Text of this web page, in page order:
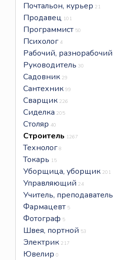
Почтальон, курьер 21
Продавец 101
Программист 50
Психолог 4
Рабочий, разнорабочий
Руководитель 30
Садовник 29
Сантехник 99
Сварщик 226
Сиделка 205
Столяр 40
Строитель 1267
Технолог 8
Токарь 15
Уборщица, уборщик 201
Управляющий 24
Учитель, преподаватель
Фармацевт 5
Фотограф 5
Швея, портной 53
Электрик 217
Ювелир 0